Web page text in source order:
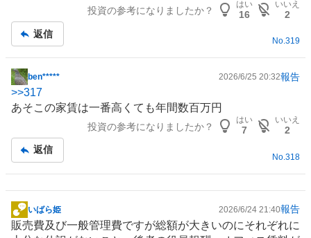
事
投資の参考になりましたか？
はい
16
いいえ
2
返信
No.319
掲
示
板
ben***** 2026/6/25 20:32報告
>>317
あそこの家賃は一番高くても年間数百万円
投資の参考になりましたか？
はい
7
いいえ
2
返信
No. 318
掲
示
いばら姫 2026/6/24 21:40報告
販売費及び一般管理費ですが総額が大きいのにそれぞれに